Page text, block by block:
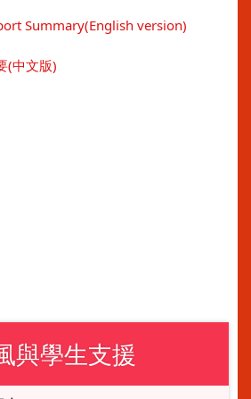
Summary(English version)
(中文版)
與學生支援